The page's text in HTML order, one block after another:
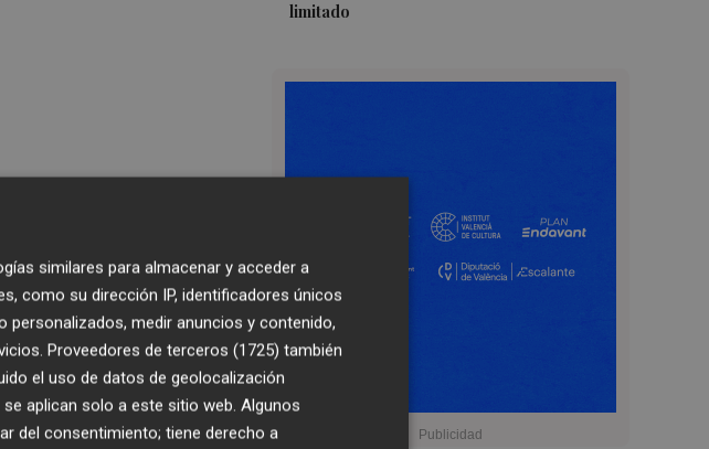
limitado
similares para almacenar y acceder a
como su dirección IP, identificadores únicos
medir anuncios y contenido,
Proveedores de terceros (1725) también
el uso de datos de geolocalización
aplican solo a este sitio web. Algunos
del consentimiento; tiene derecho a